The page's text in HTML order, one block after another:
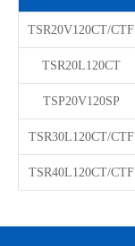
TSR20V120CT/CTF
TSR20L120CT
TSP20V120SP
TSR30L120CT/CTF
TSR40L120CT/CTF